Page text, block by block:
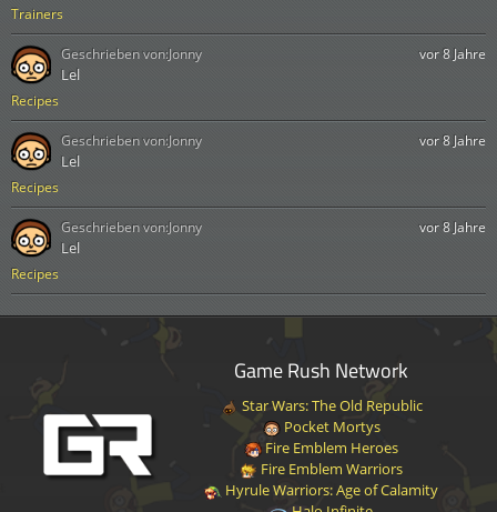
Trainers
Recipes
vor 8 Jahre
Lel
Geschrieben von:Jonny
Recipes
vor 8 Jahre
Lel
Geschrieben von:Jonny
Recipes
vor 8 Jahre
Lel
Geschrieben von:Jonny
Game Rush Network
Star Wars: The Old Republic
Pocket Mortys
Fire Emblem Heroes
Fire Emblem Warriors
Hyrule Warriors: Age of Calamity